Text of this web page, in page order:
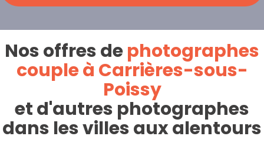
Nos offres dephotographes
couple à Carrières-sous-
Poissy
et d'autres photographes
dans les villes aux alentours